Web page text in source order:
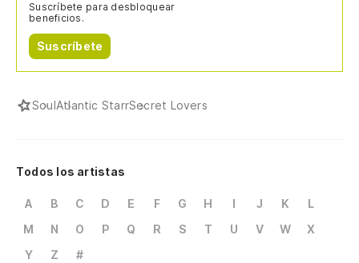
Suscríbete para desbloquear
beneficios.
Suscríbete
SoulAtlantic StarrSecret Lovers
Todos los artistas
A B C D E F G H I J K
L
M
N O P Q R S T U V W
X
Y
Z #